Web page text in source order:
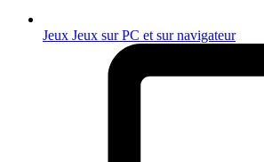
Jeux Jeux sur PC et sur navigateur